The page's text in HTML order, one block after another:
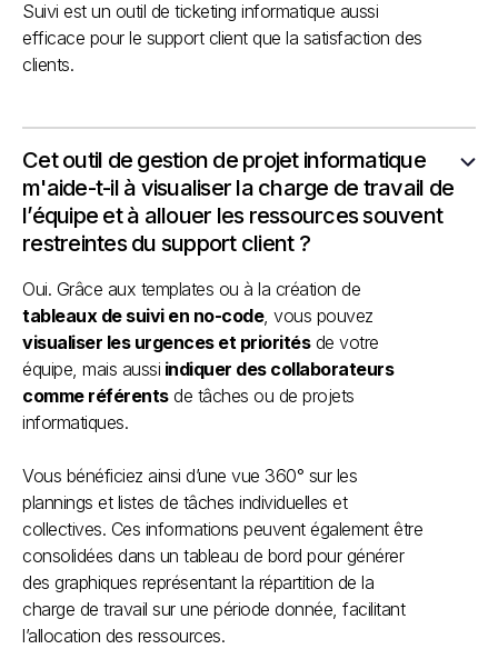
Suivi est un outil de ticketing informatique aussi
efficace pour le support client que la satisfaction des
clients.
Cet outil de gestion de projet informatique
m'aide-t-il à visualiser la charge de travail de
l’équipe et à allouer les ressources souvent
restreintes du support client ?
Oui. Grâce aux templates ou à la création de
tableaux de suivi en no-code, vous pouvez
visualiser les urgences et prioritésde votre
équipe, mais aussi indiquer des collaborateurs
comme référentsde tâches ou de projets
informatiques.
Vous bénéficiez ainsi d’une vue 360° sur les
plannings et listes de tâches individuelles et
collectives. Ces informations peuvent également être
consolidées dans un tableau de bord pour générer
des graphiques représentant la répartition de la
charge de travail sur une période donnée, facilitant
l’allocation des ressources.